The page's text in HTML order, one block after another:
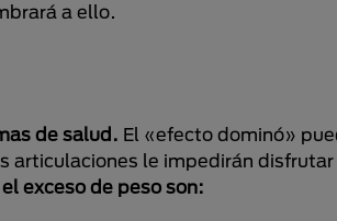
a ello.
de salud. El «efecto dominó»
articulaciones le impedirán
exceso de peso son: